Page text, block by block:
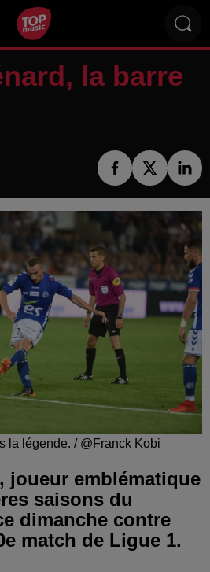
la barre
la légende. / @Franck Kobi
joueur emblématique
saisons du
dimanche contre
match de Ligue 1.